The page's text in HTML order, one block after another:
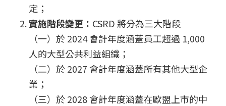
定；
實施階段變更： CSRD 將分為三大階段
（一）於 2024 會計年度涵蓋員工超過 1,000
人的大型公共利益組織；
（二）於 2027 會計年度涵蓋所有其他大型企
業；
（三）於 2028 會計年度涵蓋在歐盟上市的中